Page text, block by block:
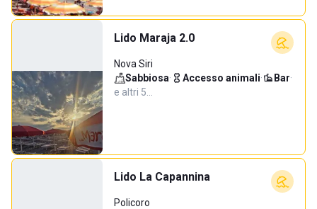
Lido Maraja 2.0
Nova Siri
Sabbiosa· Accesso animali· Bar·
e altri 5…
Lido La Capannina
Policoro